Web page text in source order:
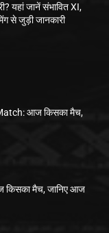
यहां जानें संभावित XI,
से जुड़ी जानकारी
आज किसका मैच,
मैच, जानिए आज